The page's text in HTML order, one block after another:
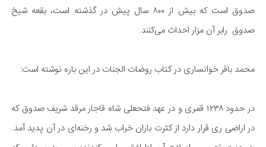
صدوق است که بیش از ۸۰۰ سال پیش در گذشته‌ است، بقعه شیخ
صدوق رابر آن مزار احداث می‌کنند.
محمد باقر خوانساری در کتاب روضات الجنات در این باره نوشته است:
در حدود ۱۲۳۸ قمری و در عهد فتحعلی شاه قاجار مرقد شریف صدوق که
در اراضی ری قرار دارد از کثرت باران خراب شد و رخنه‌ای در آن پدید آمد.